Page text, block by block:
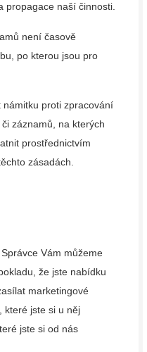
propagace naší činnosti.
není časově
po kterou jsou pro
proti zpracování
záznamů, na kterých
prostřednictvím
zásadách.
Vám můžeme
že jste nabídku
marketingové
které jste si u něj
jste si od nás